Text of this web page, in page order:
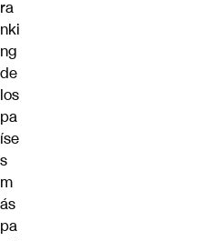
ra
nki
ng
de
los
pa
íse
s
m
ás
pa